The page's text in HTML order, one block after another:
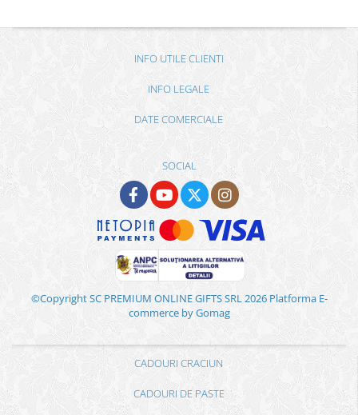
INFO UTILE CLIENTI
INFO LEGALE
DATE COMERCIALE
SOCIAL
©Copyright SC PREMIUM ONLINE GIFTS SRL 2026 Platforma E-
commerce by Gomag
CADOURI CRACIUN
CADOURI DE PASTE